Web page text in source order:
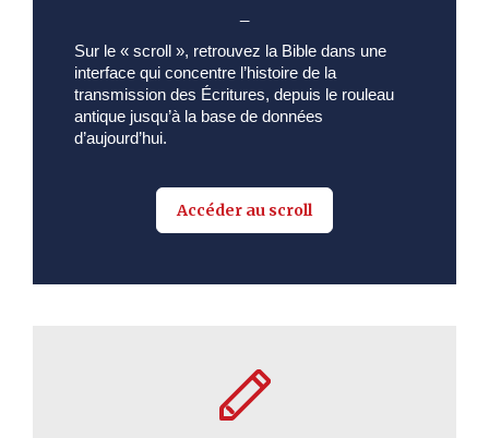
Sur le « scroll », retrouvez la Bible dans une
interface qui concentre l’histoire de la
transmission des Écritures, depuis le rouleau
antique jusqu’à la base de données
d’aujourd’hui.
Accéder au scroll